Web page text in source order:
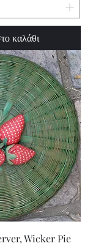
καλάθι
Wicker Pie